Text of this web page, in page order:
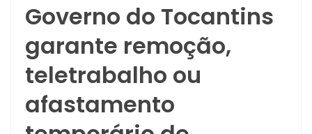
Governo do Tocantins
garante remoção,
teletrabalho ou
afastamento